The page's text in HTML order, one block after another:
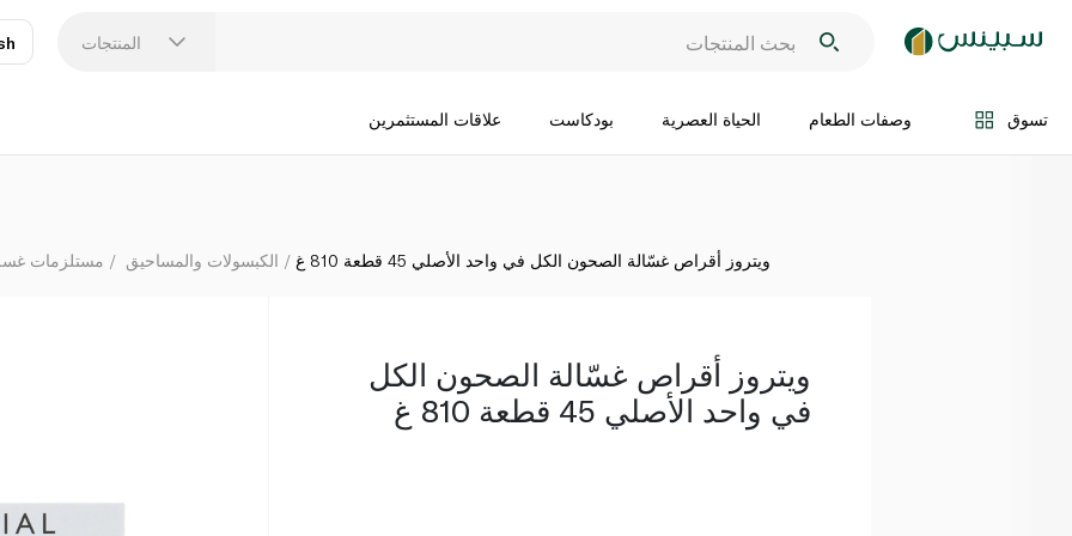
المنتجات
تسوق وصفات الطعام الحياة العصرية بودكاست علاقات المستثمرين
ويتروز
اضف الى السلة
مستلزمات الكبسولات والمساحيق ويتروز أقراص غسّالة الصحون الكل في واحد الأصلي 45 قطعة 810 غ
ويتروز أقراص غسّالة الصحون الكل
في واحد الأصلي 45 قطعة 810 غ